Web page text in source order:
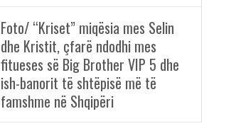
Foto/ “Kriset” miqësia mes Selin
dhe Kristit, çfarë ndodhi mes
fitueses së Big Brother VIP 5 dhe
ish-banorit të shtëpisë më të
famshme në Shqipëri